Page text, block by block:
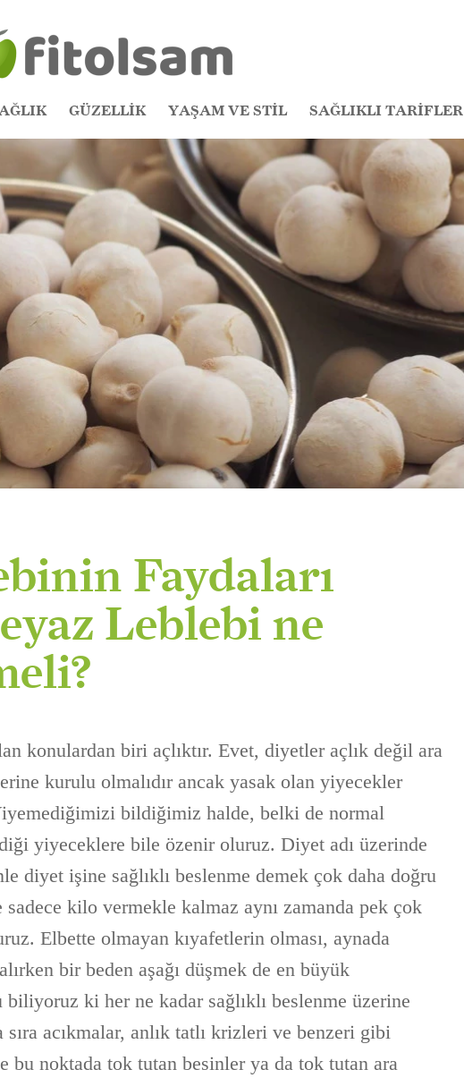
GÜZELLİK YAŞAM VE STİL SAĞLIKLI TARİFLER
Faydaları
Leblebi ne
konulardan biri açlıktır. Evet, diyetler açlık değil ara
kurulu olmalıdır ancak yasak olan yiyecekler
bildiğimiz halde, belki de normal
yiyeceklere bile özenir oluruz. Diyet adı üzerinde
diyet işine sağlıklı beslenme demek çok daha doğru
sadece kilo vermekle kalmaz aynı zamanda pek çok
Elbette olmayan kıyafetlerin olması, aynada
bir beden aşağı düşmek de en büyük
ki her ne kadar sağlıklı beslenme üzerine
acıkmalar, anlık tatlı krizleri ve benzeri gibi
bu noktada tok tutan besinler ya da tok tutan ara